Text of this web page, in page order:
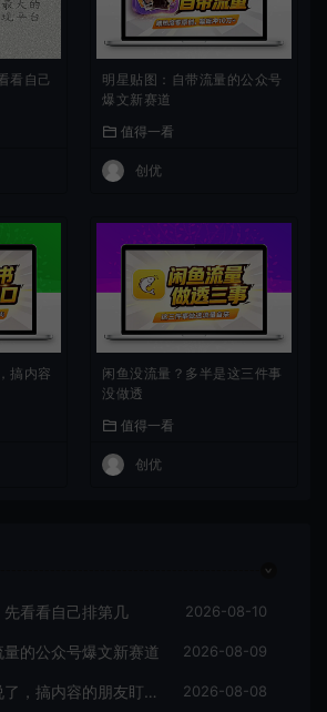
看自己
明星贴图：自带流量的公众号
爆文新赛道
值得一看
创优
搞内容
闲鱼没流量？多半是这三件事
没做透
值得一看
创优
看看自己排第几 2026-08-10
的公众号爆文新赛道 2026-08-09
公众号开始推小说了，搞内容的朋友盯紧这个信号 2026-08-08